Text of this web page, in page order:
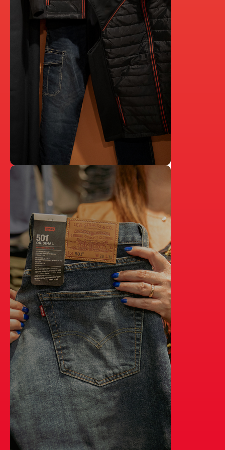
ÉQUIPEMENTIER
PROFESSIONNEL
Nous accompagnons les professionnels de
l’Isère et toute la région Rhone Alpes dans leurs
besoins en : vêtements de travail, chaussures et
équipements de sécurité (EPI), textile
personnalisé (broderie, flocage, logo), goodies
et objets publicitaires.
Notre objectif : équiper vos équipes tout en
valorisant votre image de marque.
Solutions sur mesure, petites et grandes
quantités, devis rapide.
En savoir plus